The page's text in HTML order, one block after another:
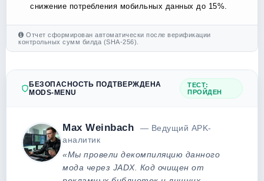
снижение потребления мобильных данных до 15%.
Отчет сформирован автоматически после верификации
контрольных сумм билда (SHA-256).
БЕЗОПАСНОСТЬ ПОДТВЕРЖДЕНА
MODS-MENU
ТЕСТ:
ПРОЙДЕН
Max Weinbach
— Ведущий APK-
аналитик
«Мы провели декомпиляцию данного
мода через JADX. Код очищен от